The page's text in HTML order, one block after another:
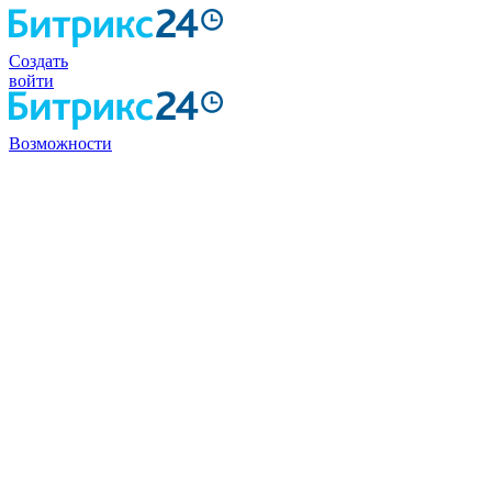
Создать
войти
Возможности